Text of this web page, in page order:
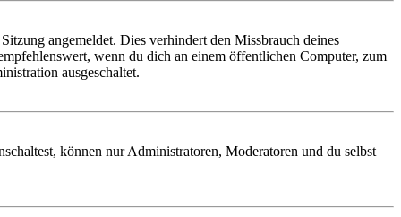
angemeldet. Dies verhindert den Missbrauch deines
wenn du dich an einem öffentlichen Computer, zum
ausgeschaltet.
können nur Administratoren, Moderatoren und du selbst